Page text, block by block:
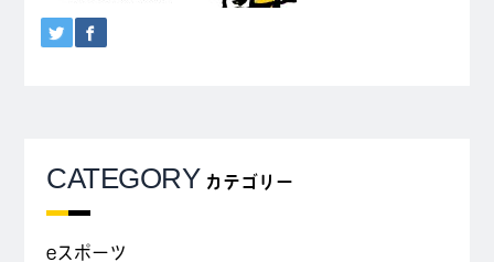
CATEGORY カテゴリー
eスポーツ